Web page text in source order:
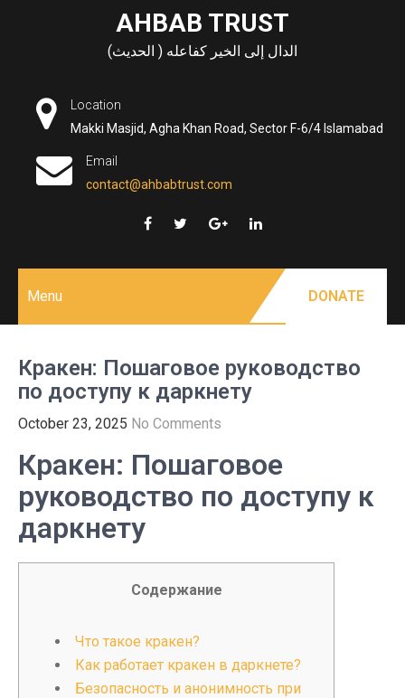
AHBAB TRUST
الدال إلى الخير كفاعله ( الحديث)
Location
Makki Masjid, Agha Khan Road, Sector F-6/4 Islamabad
Email
contact@ahbabtrust.com
Menu DONATE
Кракен: Пошаговое руководство
по доступу к даркнету
October 23, 2025 No Comments
Кракен: Пошаговое
руководство по доступу к
даркнету
Содержание
Что такое кракен?
Как работает кракен в даркнете?
Безопасность и анонимность при